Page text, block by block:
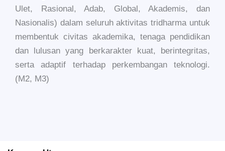
Ulet, Rasional, Adab, Global, Akademis, dan
Nasionalis) dalam seluruh aktivitas tridharma untuk
membentuk civitas akademika, tenaga pendidikan
dan lulusan yang berkarakter kuat, berintegritas,
serta adaptif terhadap perkembangan teknologi.
(M2, M3)